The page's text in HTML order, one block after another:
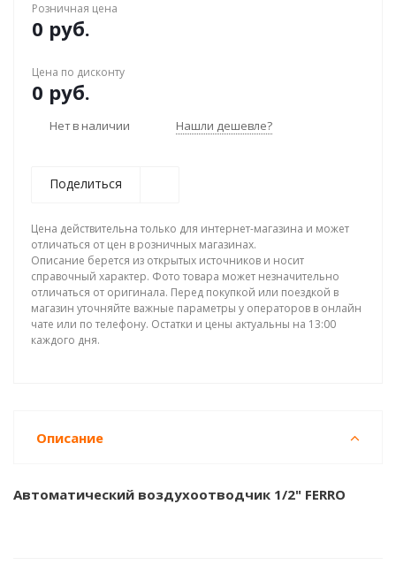
Розничная цена
0 руб.
Цена по дисконту
0 руб.
Нет в наличии Нашли дешевле?
Поделиться
Цена действительна только для интернет-магазина и может
отличаться от цен в розничных магазинах.
Описание берется из открытых источников и носит
справочный характер. Фото товара может незначительно
отличаться от оригинала. Перед покупкой или поездкой в
магазин уточняйте важные параметры у операторов в онлайн
чате или по телефону. Остатки и цены актуальны на 13:00
каждого дня.
Описание
Автоматический воздухоотводчик 1/2" FERRO